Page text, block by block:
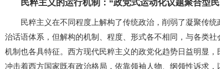
民粹主义的运行机制：“政党式运动化议题聚合型
民粹主义在不同程度上解构了传统政治，削弱了凝聚传
治话语体系，但解构的机制、程度、形式各不相同，与各类
机制也各具特征。西方现代民粹主义的政党化趋势日益明显
冲击着西方国家既有政治格局，依靠领袖人物、纲领性诉求